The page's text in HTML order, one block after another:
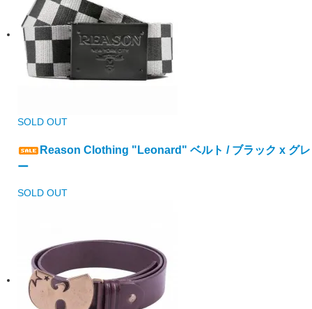
SOLD OUT
Reason Clothing "Leonard" ベルト / ブラック x グレ
ー
SOLD OUT